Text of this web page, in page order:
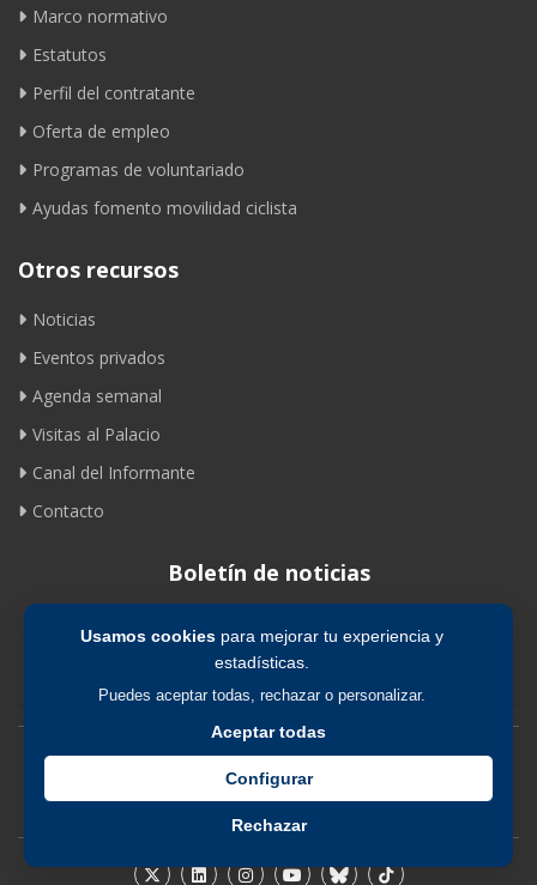
Usamos cookiespara mejorar tu experiencia y
estadísticas.
Puedes aceptar todas, rechazar o personalizar.
Aceptar todas
Configurar
Rechazar
Marco normativo
Estatutos
Perfil del contratante
Oferta de empleo
Programas de voluntariado
Ayudas fomento movilidad ciclista
Otros recursos
Noticias
Eventos privados
Agenda semanal
Visitas al Palacio
Canal del Informante
Contacto
Boletín de noticias
Suscribirse
Avíso legal | Política de privacidad | Política de cookies